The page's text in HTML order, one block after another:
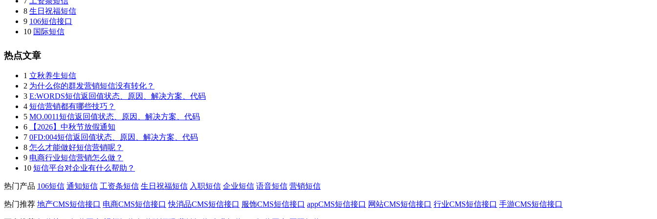
8 生日祝福短信
9 106短信接口
10 国际短信
热点文章
1 立秋养生短信
2 为什么你的群发营销短信没有转化？
3 E:WORDS短信返回值状态、原因、解决方案、代码
4 短信营销都有哪些技巧？
5 MO.0011短信返回值状态、原因、解决方案、代码
6
【2026】中秋节放假通知
7 0FD:004短信返回值状态、原因、解决方案、代码
8 怎么才能做好短信营销呢？
9 电商行业短信营销怎么做？
10 短信平台对企业有什么帮助？
热门产品 106短信 通知短信 工资条短信 生日祝福短信 入职短信 企业短信 语音短信 营销短信
热门推荐 地产CMS短信接口 电商CMS短信接口 快消品CMS短信接口 服饰CMS短信接口 appCMS短信接口 网站CMS短信接口 行业CMS短信接口 手游CMS短信接口